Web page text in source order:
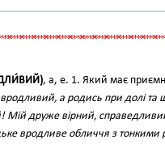
, а, е. 1. Який має
а родись при долі та
Мій друже вірний,
вродливе обличчя з тонкими